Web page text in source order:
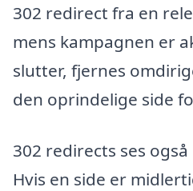
302 redirect fra en
mens kampagnen er
slutter, fjernes
den oprindelige side
302 redirects ses
Hvis en side er